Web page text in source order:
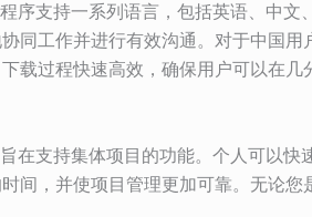
支持一系列语言，包括英语、中文
同工作并进行有效沟通。对于中国
载过程快速高效，确保用户可以在几
支持集体项目的功能。个人可以快
间，并使项目管理更加可靠。无论您